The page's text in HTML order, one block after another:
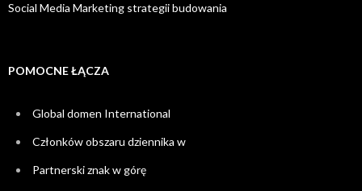
Social Media Marketing strategii budowania
POMOCNE ŁĄCZA
Global domen International
Członków obszaru dziennika w
Partnerski znak w górę